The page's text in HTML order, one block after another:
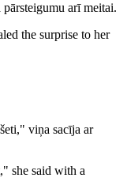
arī meitai.
the surprise to her
viņa sacīja ar
she said with a